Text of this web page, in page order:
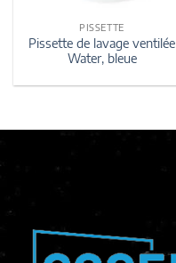
PISSETTE
Pissette de lavage ventilée
Water, bleue